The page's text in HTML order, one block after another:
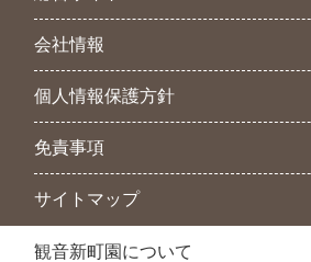
会社情報
個人情報保護方針
免責事項
サイトマップ
観音新町園について